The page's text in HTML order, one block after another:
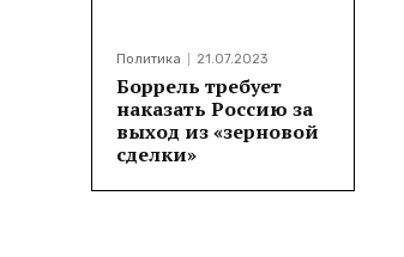
Политика 21.07.2023
Боррель требует
наказать Россию за
выход из «зерновой
сделки»